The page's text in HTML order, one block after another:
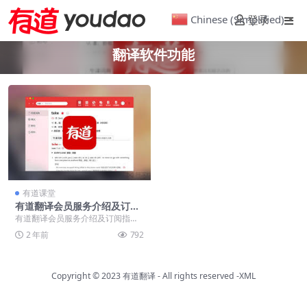
登录
翻译软件功能
有道课堂
有道翻译会员服务介绍及订阅
指南
有道翻译会员服务介绍及订阅指南
有道翻译是一款功能强大的在线翻
译工具，提供了多种...
2 年前 792
Copyright © 2023有道翻译- All rights reserved -XML
Chinese (Simplified) ▼